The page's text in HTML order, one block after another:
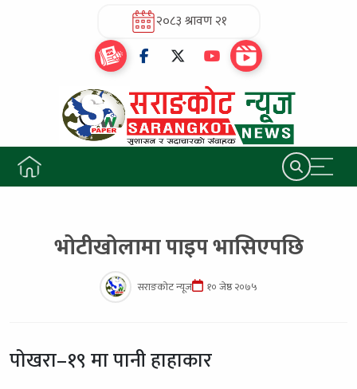
२०८३ श्रावण २१
भोटीखोलामा पाइप भासिएपछि
सराङकोट न्यूज १० जेष्ठ २०७५
पोखरा–१९ मा पानी हाहाकार